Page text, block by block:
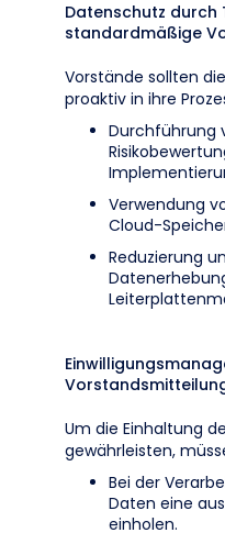
Datenschutz durch
standardmäßige
Vorstände sollten
proaktiv in ihre
Durchführung
Verwendung
Cloud-
Reduzierung
Um die Einhaltung
gewährleisten,
Bei der
Daten eine
einholen.